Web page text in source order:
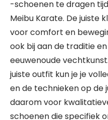
-schoenen te dragen
Meibu Karate. De juiste
voor comfort en
ook bij aan de traditie
eeuwenoude
juiste outfit kun je je
en de technieken op de
daarom voor
schoenen die specifiek